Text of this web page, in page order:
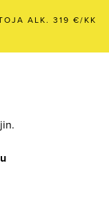
ALK. 319 €/KK